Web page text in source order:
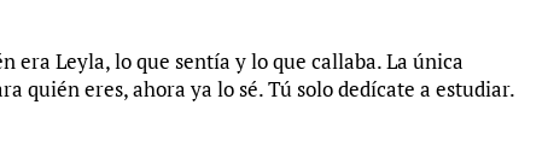
era Leyla, lo que sentía y lo que callaba. La única
quién eres, ahora ya lo sé. Tú solo dedícate a estudiar.